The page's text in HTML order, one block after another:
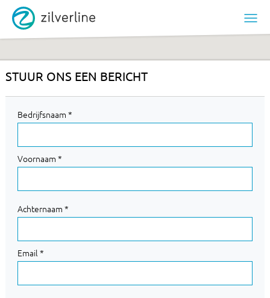
STUUR ONS EEN BERICHT
Bedrijfsnaam *
Voornaam *
Achternaam *
Email *